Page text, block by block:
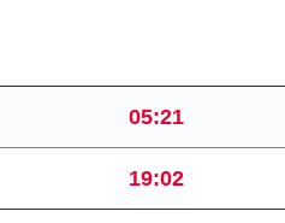
05:21
19:02